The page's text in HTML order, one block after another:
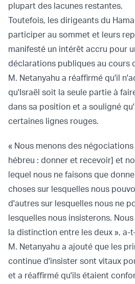
plupart des lacunes restantes.
Toutefois, les dirigeants du
participer au sommet et leurs
manifesté un intérêt accru pour
déclarations publiques au cours
M. Netanyahu a réaffirmé qu'il
qu'Israël soit la seule partie à
dans sa position et a souligné
certaines lignes rouges.
« Nous menons des
hébreu : donner et recevoir] et
lequel nous ne faisons que
choses sur lesquelles nous
d'autres sur lesquelles nous ne
lesquelles nous insisterons.
la distinction entre les deux », a-
M. Netanyahu a ajouté que les
continue d'insister sont vitaux
et a réaffirmé qu'ils étaient